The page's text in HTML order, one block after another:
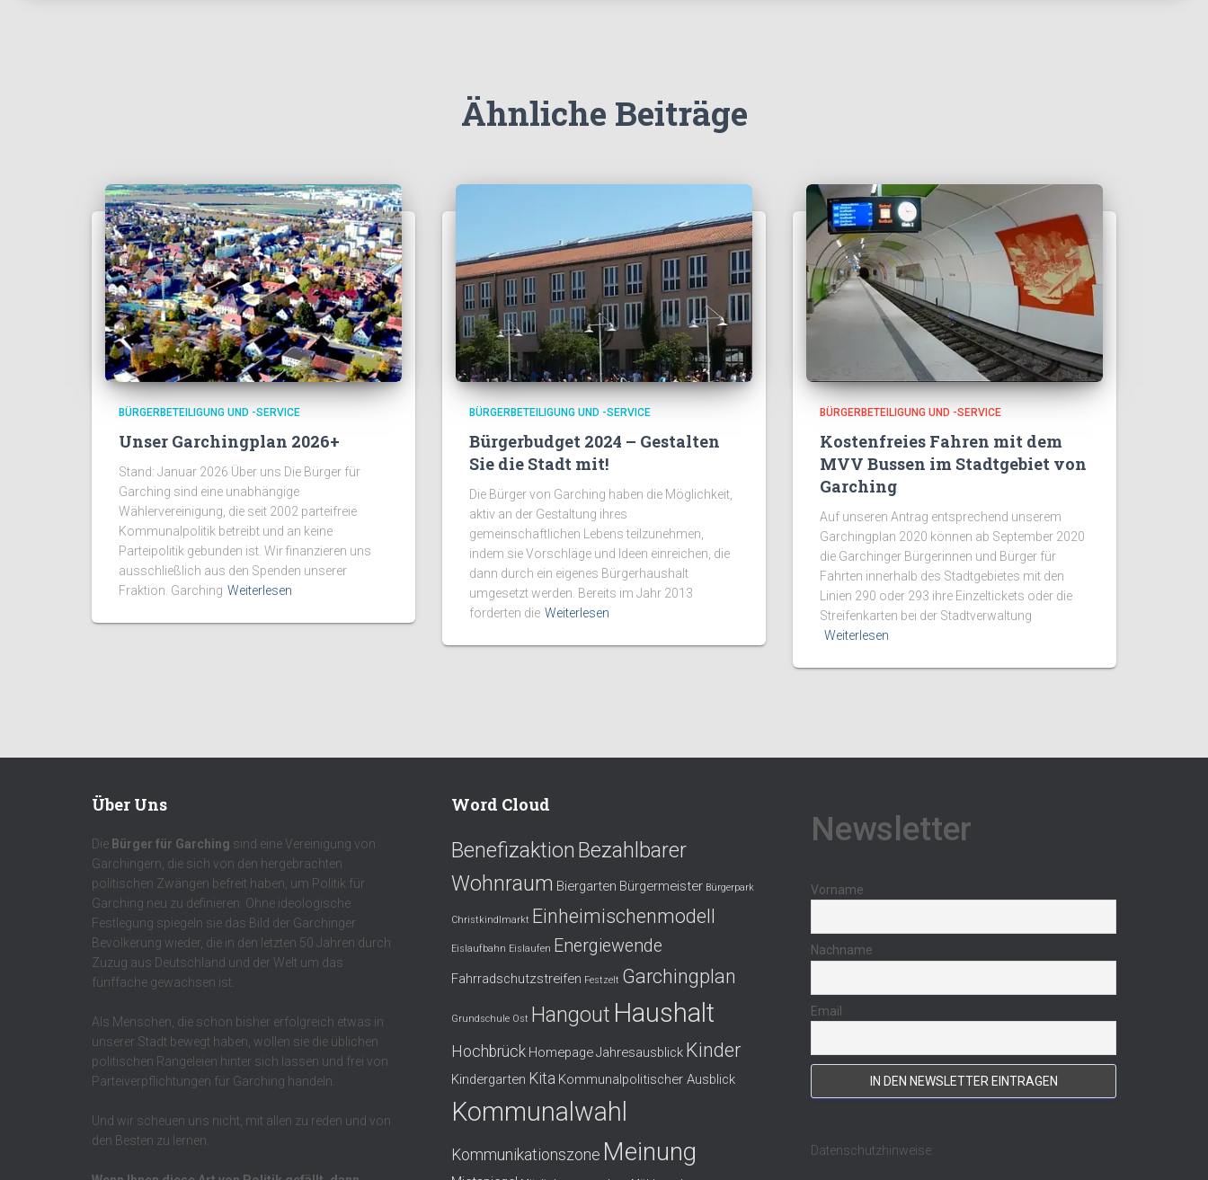
Ähnliche Beiträge
BÜRGERBETEILIGUNG UND -SERVICE
Unser Garchingplan 2026+
Stand: Januar 2026 Über uns Die Bürger für
Garching sind eine unabhängige
Wählervereinigung, die seit 2002 parteifreie
Kommunalpolitik betreibt und an keine
Parteipolitik gebunden ist. Wir finanzieren uns
ausschließlich aus den Spenden unserer
Fraktion. Garching Weiterlesen
BÜRGERBETEILIGUNG UND -SERVICE
Bürgerbudget 2024 – Gestalten
Sie die Stadt mit!
Die Bürger von Garching haben die Möglichkeit,
aktiv an der Gestaltung ihres
gemeinschaftlichen Lebens teilzunehmen,
indem sie Vorschläge und Ideen einreichen, die
dann durch ein eigenes Bürgerhaushalt
umgesetzt werden. Bereits im Jahr 2013
forderten die Weiterlesen
BÜRGERBETEILIGUNG UND -SERVICE
Kostenfreies Fahren mit dem
MVV Bussen im Stadtgebiet von
Garching
Auf unseren Antrag entsprechend unserem
Garchingplan 2020 können ab September 2020
die Garchinger Bürgerinnen und Bürger für
Fahrten innerhalb des Stadtgebietes mit den
Linien 290 oder 293 ihre Einzeltickets oder die
Streifenkarten bei der Stadtverwaltung
Weiterlesen
Über Uns
Die Bürger für Garching sind eine Vereinigung von
Garchingern, die sich von den hergebrachten
politischen Zwängen befreit haben, um Politik für
Garching neu zu definieren. Ohne ideologische
Festlegung spiegeln sie das Bild der Garchinger
Bevölkerung wieder, die in den letzten 50 Jahren durch
Zuzug aus Deutschland und der Welt um das
fünffache gewachsen ist.
Als Menschen, die schon bisher erfolgreich etwas in
unserer Stadt bewegt haben, wollen sie die üblichen
politischen Rangeleien hinter sich lassen und frei von
Parteiverpflichtungen für Garching handeln.
Und wir scheuen uns nicht, mit allen zu reden und von
den Besten zu lernen.
Word Cloud
Benefizaktion Bezahlbarer
Wohnraum Biergarten Bürgermeister Bürgerpark
Christkindlmarkt Einheimischenmodell
Eislaufbahn Eislaufen Energiewende
Fahrradschutzstreifen Festzelt Garchingplan
Grundschule Ost Hangout Haushalt
Hochbrück HomepageJahresausblick Kinder
Kindergarten Kita Kommunalpolitischer Ausblick
Kommunalwahl
Kommunikationszone Meinung
Newsletter
Vorname
Nachname
Email
Datenschutzhinweise: